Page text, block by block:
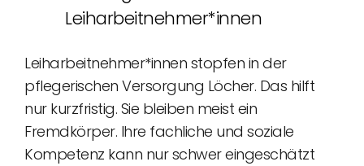
Leiharbeitnehmer*innen
Leiharbeitnehmer*innen stopfen in der
pflegerischen Versorgung Löcher. Das hilft
nur kurzfristig. Sie bleiben meist ein
Fremdkörper. Ihre fachliche und soziale
Kompetenz kann nur schwer eingeschätzt